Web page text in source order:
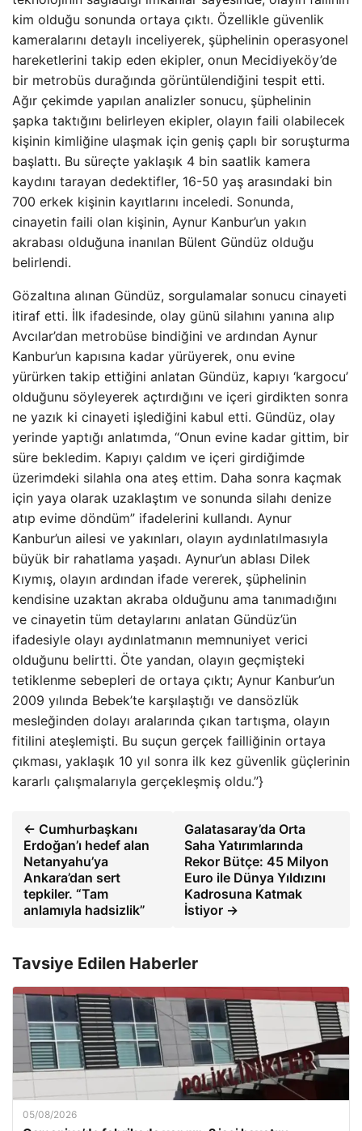
kim olduğu sonunda ortaya çıktı. Özellikle güvenlik
kameralarını detaylı inceliyerek, şüphelinin operasyonel
hareketlerini takip eden ekipler, onun Mecidiyeköy’de
bir metrobüs durağında görüntülendiğini tespit etti.
Ağır çekimde yapılan analizler sonucu, şüphelinin
şapka taktığını belirleyen ekipler, olayın faili olabilecek
kişinin kimliğine ulaşmak için geniş çaplı bir soruşturma
başlattı. Bu süreçte yaklaşık 4 bin saatlik kamera
kaydını tarayan dedektifler, 16-50 yaş arasındaki bin
700 erkek kişinin kayıtlarını inceledi. Sonunda,
cinayetin faili olan kişinin, Aynur Kanbur’un yakın
akrabası olduğuna inanılan Bülent Gündüz olduğu
belirlendi.
Gözaltına alınan Gündüz, sorgulamalar sonucu cinayeti
itiraf etti. İlk ifadesinde, olay günü silahını yanına alıp
Avcılar’dan metrobüse bindiğini ve ardından Aynur
Kanbur’un kapısına kadar yürüyerek, onu evine
yürürken takip ettiğini anlatan Gündüz, kapıyı ‘kargocu’
olduğunu söyleyerek açtırdığını ve içeri girdikten sonra
ne yazık ki cinayeti işlediğini kabul etti. Gündüz, olay
yerinde yaptığı anlatımda, “Onun evine kadar gittim, bir
süre bekledim. Kapıyı çaldım ve içeri girdiğimde
üzerimdeki silahla ona ateş ettim. Daha sonra kaçmak
için yaya olarak uzaklaştım ve sonunda silahı denize
atıp evime döndüm” ifadelerini kullandı. Aynur
Kanbur’un ailesi ve yakınları, olayın aydınlatılmasıyla
büyük bir rahatlama yaşadı. Aynur’un ablası Dilek
Kıymış, olayın ardından ifade vererek, şüphelinin
kendisine uzaktan akraba olduğunu ama tanımadığını
ve cinayetin tüm detaylarını anlatan Gündüz’ün
ifadesiyle olayı aydınlatmanın memnuniyet verici
olduğunu belirtti. Öte yandan, olayın geçmişteki
tetiklenme sebepleri de ortaya çıktı; Aynur Kanbur’un
2009 yılında Bebek’te karşılaştığı ve dansözlük
mesleğinden dolayı aralarında çıkan tartışma, olayın
fitilini ateşlemişti. Bu suçun gerçek failliğinin ortaya
çıkması, yaklaşık 10 yıl sonra ilk kez güvenlik güçlerinin
kararlı çalışmalarıyla gerçekleşmiş oldu.”}
← Cumhurbaşkanı
Erdoğan’ı hedef alan
Netanyahu’ya
Ankara’dan sert
tepkiler. “Tam
anlamıyla hadsizlik”
Galatasaray’da Orta
Saha Yatırımlarında
Rekor Bütçe: 45 Milyon
Euro ile Dünya Yıldızını
Kadrosuna Katmak
İstiyor →
Tavsiye Edilen Haberler
05/08/2026